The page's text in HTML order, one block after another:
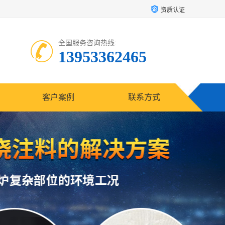
资质认证
全国服务咨询热线:
13953362465
客户案例 联系方式